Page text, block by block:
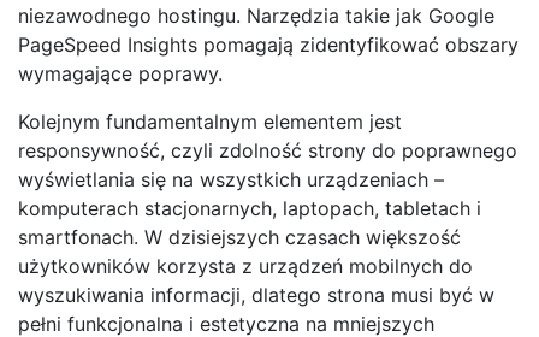
niezawodnego hostingu. Narzędzia takie jak Google
PageSpeed Insights pomagają zidentyfikować obszary
wymagające poprawy.
Kolejnym fundamentalnym elementem jest
responsywność, czyli zdolność strony do poprawnego
wyświetlania się na wszystkich urządzeniach –
komputerach stacjonarnych, laptopach, tabletach i
smartfonach. W dzisiejszych czasach większość
użytkowników korzysta z urządzeń mobilnych do
wyszukiwania informacji, dlatego strona musi być w
pełni funkcjonalna i estetyczna na mniejszych